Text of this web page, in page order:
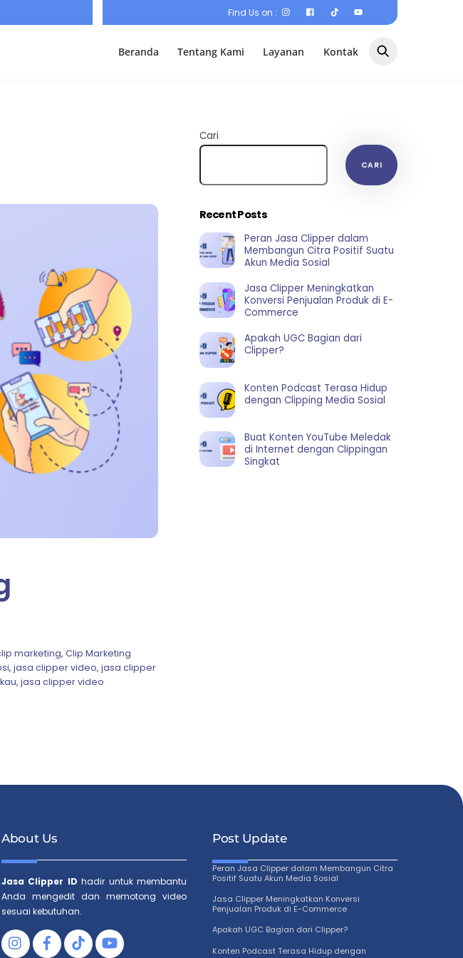
Find Us on :
Beranda Tentang Kami Layanan Kontak
marketing,Clip Marketing
, jasa clipper video, jasa clipper
, jasa clipper video
Cari
CARI
Recent Posts
Peran Jasa Clipper dalam
Membangun Citra Positif Suatu
Akun Media Sosial
Jasa Clipper Meningkatkan
Konversi Penjualan Produk di E-
Commerce
Apakah UGC Bagian dari
Clipper?
Konten Podcast Terasa Hidup
dengan Clipping Media Sosial
Buat Konten YouTube Meledak
di Internet dengan Clippingan
Singkat
About Us
Jasa Clipper ID hadir untuk membantu
Anda mengedit dan memotong video
sesuai kebutuhan.
FacebookTiktok
Post Update
Peran Jasa Clipper dalam Membangun Citra
Positif Suatu Akun Media Sosial
Jasa Clipper Meningkatkan Konversi
Penjualan Produk di E-Commerce
Apakah UGC Bagian dari Clipper?
Konten Podcast Terasa Hidup dengan